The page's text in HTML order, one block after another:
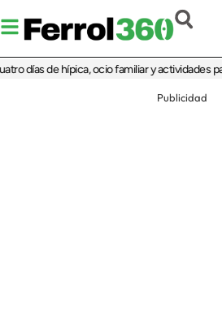
de hípica, ocio familiar y actividades para
Publicidad